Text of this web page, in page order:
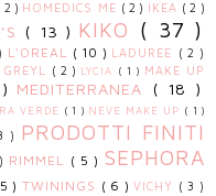
2 ) HOMEDICS ME ( 2 ) IKEA ( 2 )
( 13 ) KIKO ( 37 )
L'OREAL ( 10 ) LADUREE ( 2 )
( 2 ) LYCIA ( 1 ) MAKE UP
MEDITERRANEA ( 18 )
VERDE ( 1 ) NEVE MAKE UP ( 1 )
)
PRODOTTI FINITI
RIMMEL ( 5 ) SEPHORA
) TWININGS ( 6 ) VICHY ( 3 )